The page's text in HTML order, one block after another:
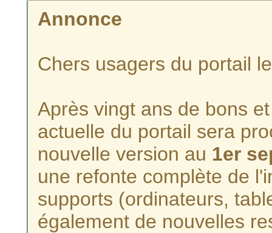
Annonce
Chers usagers du portail
Après vingt ans de bons
actuelle du portail sera
nouvelle version au 1er
une refonte complète de
supports (ordinateurs,
également de nouvelles